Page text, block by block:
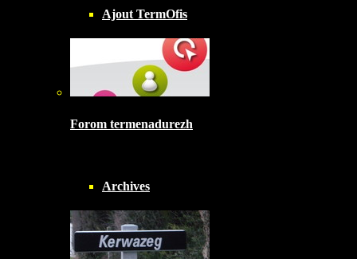
Ajout TermOfis
Forom termenadurezh
Archives